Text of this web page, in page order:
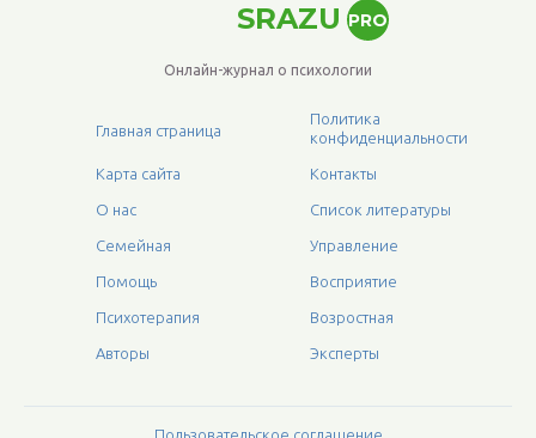
SRAZU PRO
Онлайн-журнал о психологии
Главная страница
Политика
конфиденциальности
Карта сайта Контакты
О нас Список литературы
Семейная Управление
Помощь Восприятие
Психотерапия Возростная
Авторы Эксперты
Пользовательское соглашение